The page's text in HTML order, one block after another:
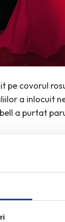
pe covorul
a inlocuit
a purtat